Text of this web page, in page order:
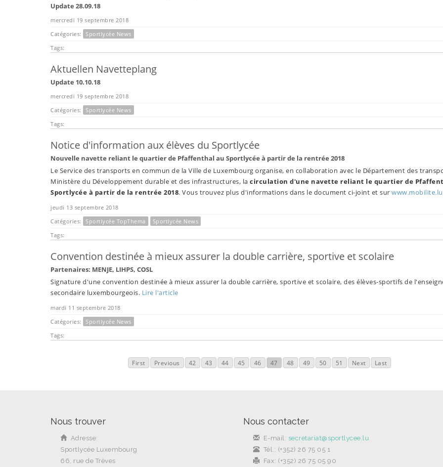
Update 28.09.18
mercredi 19 septembre 2018
Catégories:
Sportlycée News
Tags:
Aktuellen Navetteplang
Update 10.10.18
mercredi 19 septembre 2018
Catégories:
Sportlycée News
Tags:
Notice d'information aux élèves du Sportlycée
Nouvelle navette reliant le quartier de Pfaffenthal au Sportlycée à partir de la rentrée 2018
Le Service des transports en commun de la Ville de Luxembourg organise, en collaboration avec le Département des
Ministère du Développement durable et des infrastructures, la circulation d'une navette reliant le quartier de
Sportlycée à partir de la rentrée 2018. Vous trouvez plus d'informations dans le document ci-joint et sur www.mobilite.lu
jeudi 13 septembre 2018
Catégories:
Sportlycée TopThema
Sportlycée News
Tags:
Convention destinée à mieux assurer la double carrière, sportive et scolaire
Partenaires: MENJE, LIHPS, COSL
Signature d'une convention destinée à mieux assurer la double carrière, sportive et scolaire, des élèves-sportifs de
secondaire luxembourgeois. Lire l'article
mardi 11 septembre 2018
Catégories:
Sportlycée News
Tags:
First Previous 42 43 44 45 46 47 48 49 50 51 Next Last
Nous trouver
Adresse:
Sportlycée Luxembourg
66, rue de Trèves
Nous contacter
E-mail: secretariat@sportlycee.lu
Tél.: (+352) 26 75 05 1
Fax: (+352) 26 75 05 90